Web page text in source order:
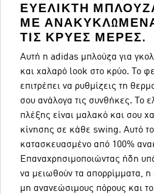
ΕΥΈΛΙΚΤΗ
ΜΕ ΑΝΑΚΥΚΛΩΜΈΝΑ
ΤΙΣ ΚΡΎΕΣ ΜΈΡΕΣ.
Αυτή η adidas μπλούζα για
και χαλαρό look στο κρύο. Το
επιτρέπει να ρυθμίζεις τη
σου ανάλογα τις συνθήκες. Το
πλέξης είναι μαλακό και σου
κίνησης σε κάθε swing. Αυτό το
κατασκευασμένο από 100%
Επαναχρησιμοποιώντας ήδη
να μειωθούν τα απορρίμματα,
μη ανανεώσιμους πόρους και